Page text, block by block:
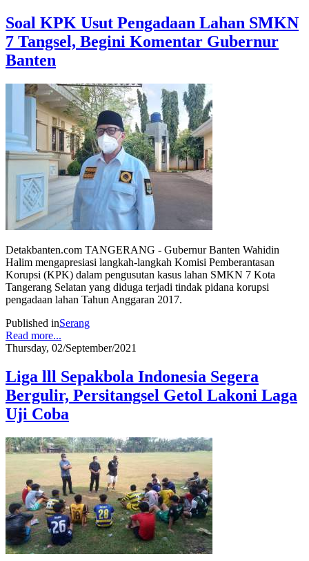
Soal KPK Usut Pengadaan Lahan SMKN
7 Tangsel, Begini Komentar Gubernur
Banten
Detakbanten.com TANGERANG - Gubernur Banten Wahidin
Halim mengapresiasi langkah-langkah Komisi Pemberantasan
Korupsi (KPK) dalam pengusutan kasus lahan SMKN 7 Kota
Tangerang Selatan yang diduga terjadi tindak pidana korupsi
pengadaan lahan Tahun Anggaran 2017.
Published inSerang
Read more...
Thursday, 02/September/2021
Liga lll Sepakbola Indonesia Segera
Bergulir, Persitangsel Getol Lakoni Laga
Uji Coba